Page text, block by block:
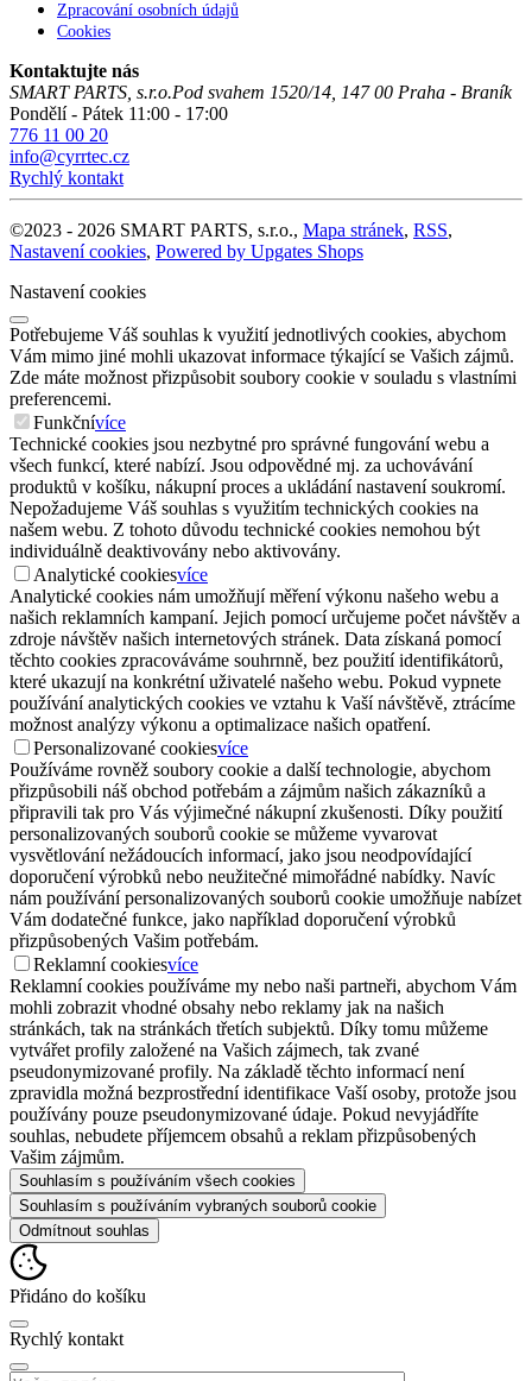
Zpracování osobních údajů
Cookies
Kontaktujte nás
SMART PARTS, s.r.o.Pod svahem 1520/14, 147 00 Praha - Braník
Pondělí - Pátek 11:00 - 17:00
776 11 00 20
info@cyrrtec.cz
Rychlý kontakt
©2023 - 2026 SMART PARTS, s.r.o., Mapa stránek, RSS,
Nastavení cookies, Powered by Upgates Shops
Nastavení cookies
Potřebujeme Váš souhlas k využití jednotlivých cookies, abychom
Vám mimo jiné mohli ukazovat informace týkající se Vašich zájmů.
Zde máte možnost přizpůsobit soubory cookie v souladu s vlastními
preferencemi.
Funkčnívíce
Technické cookies jsou nezbytné pro správné fungování webu a
všech funkcí, které nabízí. Jsou odpovědné mj. za uchovávání
produktů v košíku, nákupní proces a ukládání nastavení soukromí.
Nepožadujeme Váš souhlas s využitím technických cookies na
našem webu. Z tohoto důvodu technické cookies nemohou být
individuálně deaktivovány nebo aktivovány.
Analytické cookiesvíce
Analytické cookies nám umožňují měření výkonu našeho webu a
našich reklamních kampaní. Jejich pomocí určujeme počet návštěv a
zdroje návštěv našich internetových stránek. Data získaná pomocí
těchto cookies zpracováváme souhrnně, bez použití identifikátorů,
které ukazují na konkrétní uživatelé našeho webu. Pokud vypnete
používání analytických cookies ve vztahu k Vaší návštěvě, ztrácíme
možnost analýzy výkonu a optimalizace našich opatření.
Personalizované cookiesvíce
Používáme rovněž soubory cookie a další technologie, abychom
přizpůsobili náš obchod potřebám a zájmům našich zákazníků a
připravili tak pro Vás výjimečné nákupní zkušenosti. Díky použití
personalizovaných souborů cookie se můžeme vyvarovat
vysvětlování nežádoucích informací, jako jsou neodpovídající
doporučení výrobků nebo neužitečné mimořádné nabídky. Navíc
nám používání personalizovaných souborů cookie umožňuje nabízet
Vám dodatečné funkce, jako například doporučení výrobků
přizpůsobených Vašim potřebám.
Reklamní cookiesvíce
Reklamní cookies používáme my nebo naši partneři, abychom Vám
mohli zobrazit vhodné obsahy nebo reklamy jak na našich
stránkách, tak na stránkách třetích subjektů. Díky tomu můžeme
vytvářet profily založené na Vašich zájmech, tak zvané
pseudonymizované profily. Na základě těchto informací není
zpravidla možná bezprostřední identifikace Vaší osoby, protože jsou
používány pouze pseudonymizované údaje. Pokud nevyjádříte
souhlas, nebudete příjemcem obsahů a reklam přizpůsobených
Vašim zájmům.
Souhlasím s používáním všech cookies
Souhlasím s používáním vybraných souborů cookie
Odmítnout souhlas
Přidáno do košíku
Rychlý kontakt